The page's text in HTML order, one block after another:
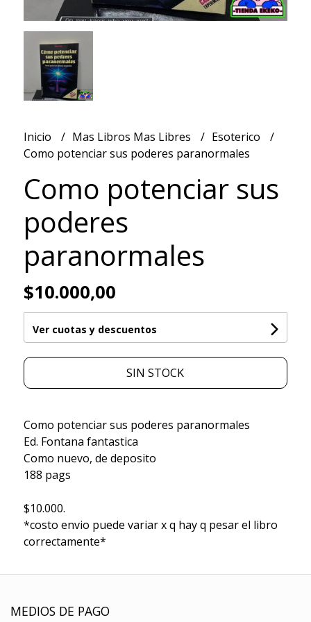
Inicio Mas Libros Mas Libres
Esoterico
Como potenciar sus poderes paranormales
Como potenciar sus
poderes
paranormales
$10.000,00
Ver cuotas y descuentos
SIN STOCK
Como potenciar sus poderes paranormales
Ed. Fontana fantastica
Como nuevo, de deposito
188 pags
$10.000.
*costo envio puede variar x q hay q pesar el libro
correctamente*
MEDIOS DE PAGO